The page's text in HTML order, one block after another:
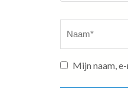
Mijn naam,